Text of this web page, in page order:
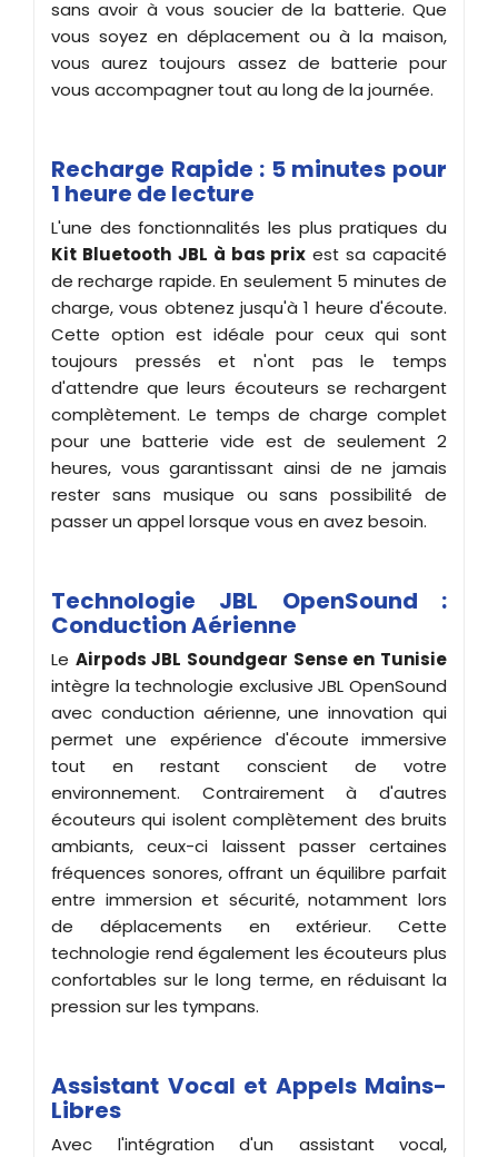
sans avoir à vous soucier de la batterie. Que
vous soyez en déplacement ou à la maison,
vous aurez toujours assez de batterie pour
vous accompagner tout au long de la journée.
Recharge Rapide : 5 minutes pour
1 heure de lecture
L'une des fonctionnalités les plus pratiques du
Kit Bluetooth JBL à bas prix est sa capacité
de recharge rapide. En seulement 5 minutes de
charge, vous obtenez jusqu'à 1 heure d'écoute.
Cette option est idéale pour ceux qui sont
toujours pressés et n'ont pas le temps
d'attendre que leurs écouteurs se rechargent
complètement. Le temps de charge complet
pour une batterie vide est de seulement 2
heures, vous garantissant ainsi de ne jamais
rester sans musique ou sans possibilité de
passer un appel lorsque vous en avez besoin.
Technologie JBL OpenSound :
Conduction Aérienne
Le Airpods JBL Soundgear Sense en Tunisie
intègre la technologie exclusive JBL OpenSound
avec conduction aérienne, une innovation qui
permet une expérience d'écoute immersive
tout en restant conscient de votre
environnement. Contrairement à d'autres
écouteurs qui isolent complètement des bruits
ambiants, ceux-ci laissent passer certaines
fréquences sonores, offrant un équilibre parfait
entre immersion et sécurité, notamment lors
de déplacements en extérieur. Cette
technologie rend également les écouteurs plus
confortables sur le long terme, en réduisant la
pression sur les tympans.
Assistant Vocal et Appels Mains-
Libres
Avec l'intégration d'un assistant vocal,